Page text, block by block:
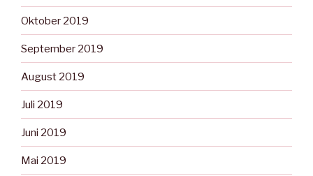
Oktober 2019
September 2019
August 2019
Juli 2019
Juni 2019
Mai 2019